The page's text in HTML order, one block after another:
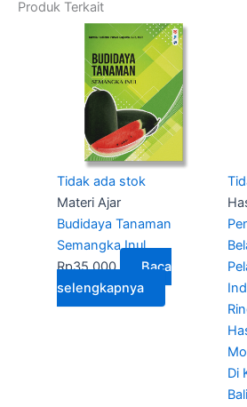
Produk Terkait
Tidak ada stok
Materi Ajar
Budidaya Tanaman
Semangka Inul
Rp35.000
Baca
selengkapnya
Di